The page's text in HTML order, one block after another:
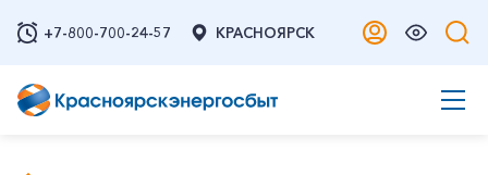
+7-800-700-24-57 КРАСНОЯРСК